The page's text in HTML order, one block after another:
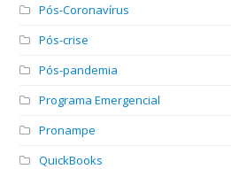
Pós-Coronavírus
Pós-crise
Pós-pandemia
Programa Emergencial
Pronampe
QuickBooks